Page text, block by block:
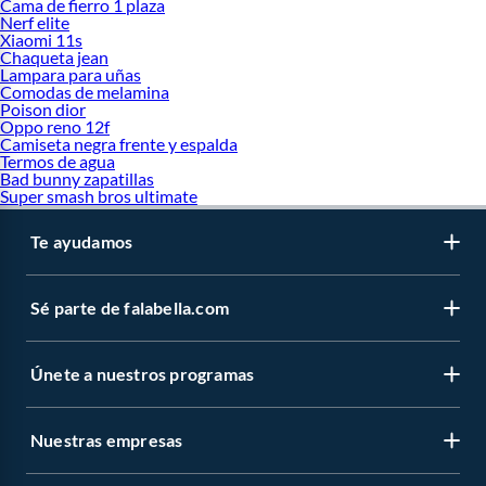
Cama de fierro 1 plaza
Nerf elite
Xiaomi 11s
Chaqueta jean
Lampara para uñas
Comodas de melamina
Poison dior
Oppo reno 12f
Camiseta negra frente y espalda
Termos de agua
Bad bunny zapatillas
Super smash bros ultimate
Te ayudamos
Sé parte de falabella.com
Únete a nuestros programas
Nuestras empresas